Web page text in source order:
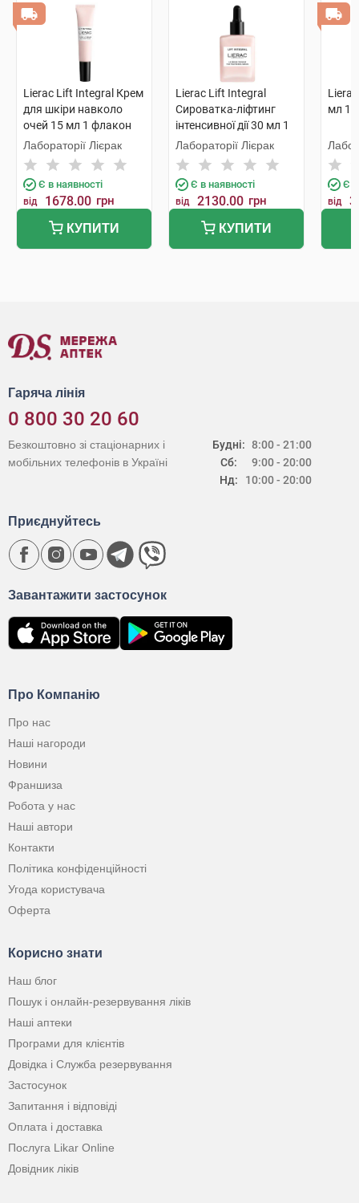
Lierac Lift Integral Крем
для шкіри навколо
очей 15 мл 1 флакон
Лабораторії Лієрак
Є в наявності
від 1678.00 грн
КУПИТИ
Lierac Lift Integral
Сироватка-ліфтинг
інтенсивної дії 30 мл 1
флакон
Лабораторії Лієрак
Є в наявності
від 2130.00 грн
КУПИТИ
мл 1
Є в
від
Гаряча лінія
0 800 30 20 60
Будні:
Сб:
Нд:
8:00 - 21:00
9:00 - 20:00
10:00 - 20:00
Безкоштовно зі стаціонарних і
мобільних телефонів в Україні
Про Компанію
Про нас
Наші нагороди
Новини
Франшиза
Робота у нас
Наші автори
Контакти
Політика конфіденційності
Угода користувача
Оферта
Корисно знати
Наш блог
Пошук і онлайн-резервування ліків
Наші аптеки
Програми для клієнтів
Довідка і Служба резервування
Застосунок
Запитання і відповіді
Оплата і доставка
Послуга Likar Online
Довідник ліків
Завантажити застосунок
Приєднуйтесь